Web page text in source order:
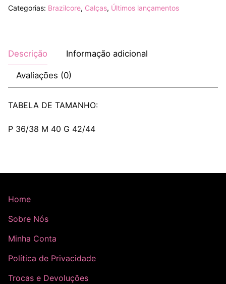
Categorias: Brazilcore, Calças, Últimos lançamentos
Descrição Informação adicional
Avaliações (0)
TABELA DE TAMANHO:
P 36/38 M 40 G 42/44
Home
Sobre Nós
Minha Conta
Política de Privacidade
Trocas e Devoluções